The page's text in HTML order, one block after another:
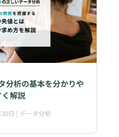
析の基本を分かりや
く解説
日 | データ分析